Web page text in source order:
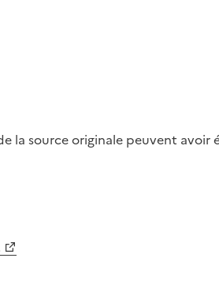
la source originale peuvent